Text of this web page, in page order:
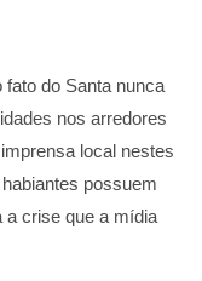
do Santa nunca
nos arredores
local nestes
possuem
a crise que a mídia